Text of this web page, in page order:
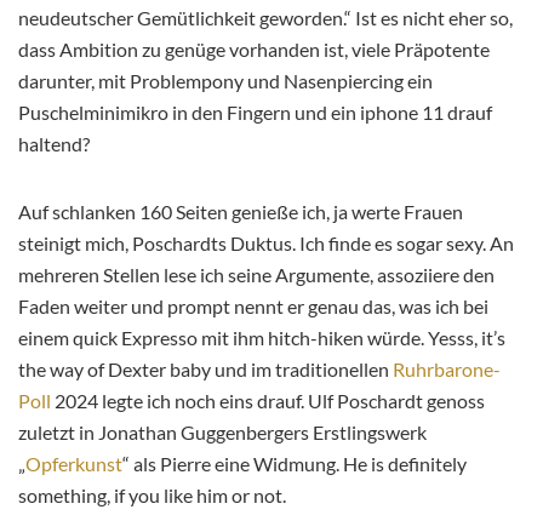
neudeutscher Gemütlichkeit geworden.“ Ist es nicht eher so,
dass Ambition zu genüge vorhanden ist, viele Präpotente
darunter, mit Problempony und Nasenpiercing ein
Puschelminimikro in den Fingern und ein iphone 11 drauf
haltend?
Auf schlanken 160 Seiten genieße ich, ja werte Frauen
steinigt mich, Poschardts Duktus. Ich finde es sogar sexy. An
mehreren Stellen lese ich seine Argumente, assoziiere den
Faden weiter und prompt nennt er genau das, was ich bei
einem quick Expresso mit ihm hitch-hiken würde. Yesss, it’s
the way of Dexter baby und im traditionellen Ruhrbarone-
Poll 2024 legte ich noch eins drauf. Ulf Poschardt genoss
zuletzt in Jonathan Guggenbergers Erstlingswerk
„Opferkunst“ als Pierre eine Widmung. He is definitely
something, if you like him or not.